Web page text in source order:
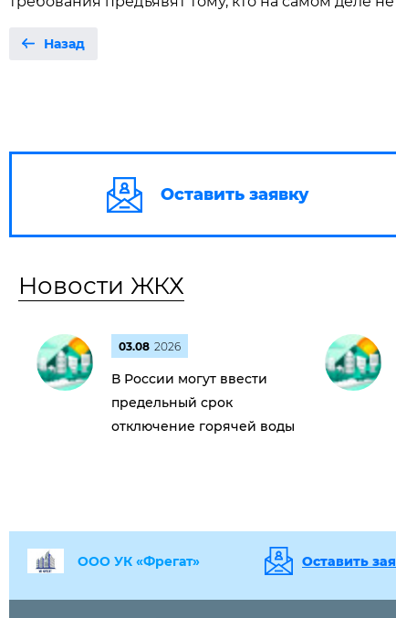
Назад
Оставить заявку
Новости ЖКХ
03.08 2026
В России могут ввести
предельный срок
отключение горячей воды
ООО УК «Фрегат» Оставить